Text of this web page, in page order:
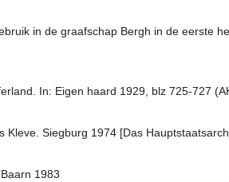
in de graafschap Bergh in de eerste
In: Eigen haard 1929, blz 725-727
Kleve. Siegburg 1974 [Das
1983